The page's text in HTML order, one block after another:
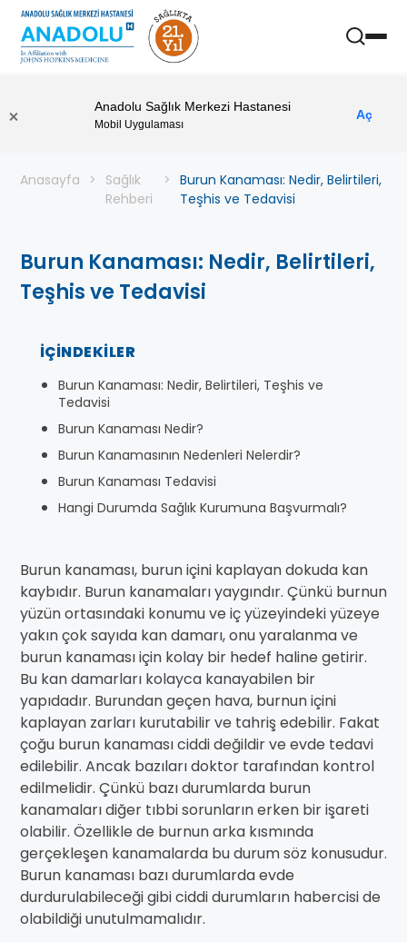
Anadolu Sağlık Merkezi Hastanesi
Mobil Uygulaması
Aç
Anasayfa
Sağlık
Rehberi
Burun Kanaması: Nedir, Belirtileri,
Teşhis ve Tedavisi
Burun Kanaması: Nedir, Belirtileri,
Teşhis ve Tedavisi
İÇINDEKILER
Burun Kanaması: Nedir, Belirtileri, Teşhis ve
Tedavisi
Burun Kanaması Nedir?
Burun Kanamasının Nedenleri Nelerdir?
Burun Kanaması Tedavisi
Hangi Durumda Sağlık Kurumuna Başvurmalı?
Burun kanaması, burun içini kaplayan dokuda kan
kaybıdır. Burun kanamaları yaygındır. Çünkü burnun
yüzün ortasındaki konumu ve iç yüzeyindeki yüzeye
yakın çok sayıda kan damarı, onu yaralanma ve
burun kanaması için kolay bir hedef haline getirir.
Bu kan damarları kolayca kanayabilen bir
yapıdadır. Burundan geçen hava, burnun içini
kaplayan zarları kurutabilir ve tahriş edebilir. Fakat
çoğu burun kanaması ciddi değildir ve evde tedavi
edilebilir. Ancak bazıları doktor tarafından kontrol
edilmelidir. Çünkü bazı durumlarda burun
kanamaları diğer tıbbi sorunların erken bir işareti
olabilir. Özellikle de burnun arka kısmında
gerçekleşen kanamalarda bu durum söz konusudur.
Burun kanaması bazı durumlarda evde
durdurulabileceği gibi ciddi durumların habercisi de
olabildiği unutulmamalıdır.